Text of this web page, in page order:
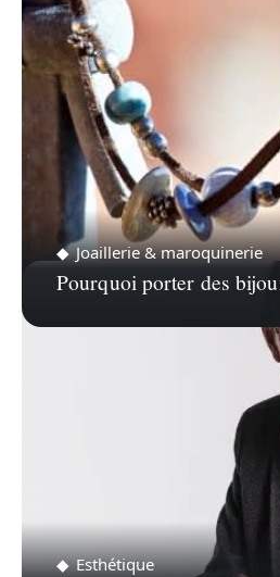
Joaillerie & maroquinerie
Pourquoi porter des
Esthétique